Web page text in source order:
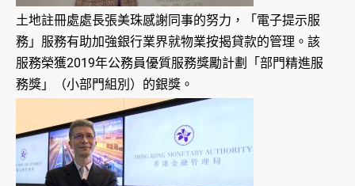
土地註冊處處長張美珠感謝同事的努力，「電子提示服
務」服務有助加強銀行業界就物業按揭貸款的管理。該
服務榮獲2019年公務員優質服務獎勵計劃「部門精進服
務獎」（小部門組別）的銀獎。